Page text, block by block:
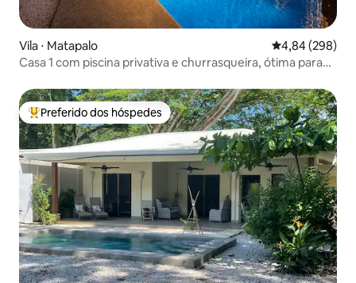
Vila ⋅ Matapalo 4,84 de uma
4,84 (298)
Casa 1 com piscina privativa e churrasqueira, ótima para
Entre os melhores preferidos dos hóspedes
Preferido dos hóspedes